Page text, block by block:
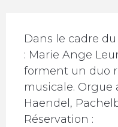
Description
Dans le cadre
: Marie Ange
forment un duo
musicale. Orgue
Haendel,
Réservation :